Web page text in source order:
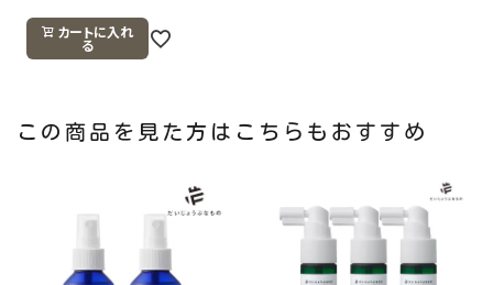
カートに入れ
る
この商品を見た方はこちらもおすすめ